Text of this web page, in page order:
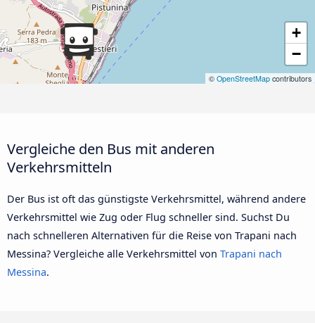
+
−
© OpenStreetMap contributors
Vergleiche den Bus mit anderen
Verkehrsmitteln
Der Bus ist oft das günstigste Verkehrsmittel, während andere
Verkehrsmittel wie Zug oder Flug schneller sind. Suchst Du
nach schnelleren Alternativen für die Reise von Trapani nach
Messina? Vergleiche alle Verkehrsmittel von Trapani nach
Messina.